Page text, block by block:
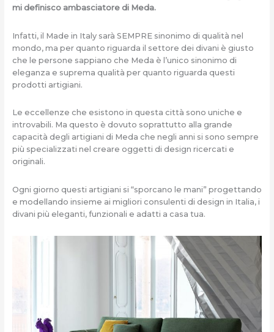
mi definisco ambasciatore di Meda.
Infatti, il Made in Italy sarà SEMPRE sinonimo di qualità nel
mondo, ma per quanto riguarda il settore dei divani è giusto
che le persone sappiano che Meda è l’unico sinonimo di
eleganza e suprema qualità per quanto riguarda questi
prodotti artigiani.
Le eccellenze che esistono in questa città sono uniche e
introvabili. Ma questo è dovuto soprattutto alla grande
capacità degli artigiani di Meda che negli anni si sono sempre
più specializzati nel creare oggetti di design ricercati e
originali.
Ogni giorno questi artigiani si “sporcano le mani” progettando
e modellando insieme ai migliori consulenti di design in Italia, i
divani più eleganti, funzionali e adatti a casa tua.